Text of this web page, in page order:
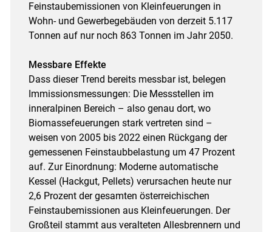
Feinstaubemissionen von Kleinfeuerungen in
Wohn- und Gewerbegebäuden von derzeit 5.117
Tonnen auf nur noch 863 Tonnen im Jahr 2050.
Messbare Effekte
Dass dieser Trend bereits messbar ist, belegen
Immissionsmessungen: Die Messstellen im
inneralpinen Bereich – also genau dort, wo
Biomassefeuerungen stark vertreten sind –
weisen von 2005 bis 2022 einen Rückgang der
gemessenen Feinstaubbelastung um 47 Prozent
auf. Zur Einordnung: Moderne automatische
Kessel (Hackgut, Pellets) verursachen heute nur
2,6 Prozent der gesamten österreichischen
Feinstaubemissionen aus Kleinfeuerungen. Der
Großteil stammt aus veralteten Allesbrennern und